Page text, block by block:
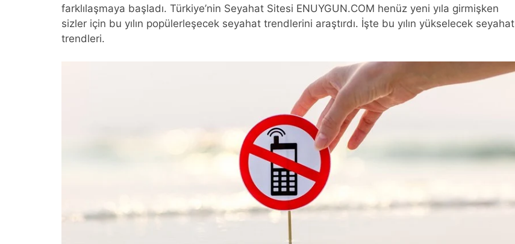
farklılaşmaya başladı. Türkiye’nin Seyahat Sitesi ENUYGUN.COM henüz yeni yıla girmişken
sizler için bu yılın popülerleşecek seyahat trendlerini araştırdı. İşte bu yılın yükselecek seyahat
trendleri.